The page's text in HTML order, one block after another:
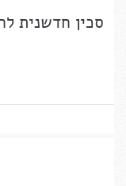
סכין חדשנית